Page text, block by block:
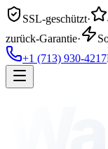
SSL-geschützt·
zurück-Garantie·
+1 (713) 930-4217